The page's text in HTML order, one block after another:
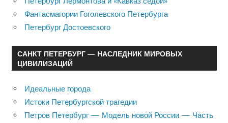
Фантасмагории Гоголевского Петербурга
Петербург Достоевского
САНКТ ПЕТЕРБУРГ — НАСЛЕДНИК МИРОВЫХ
ЦИВИЛИЗАЦИЙ
Идеальные города
Истоки Петербургской трагедии
Петров Петербург — Модель новой России — Часть